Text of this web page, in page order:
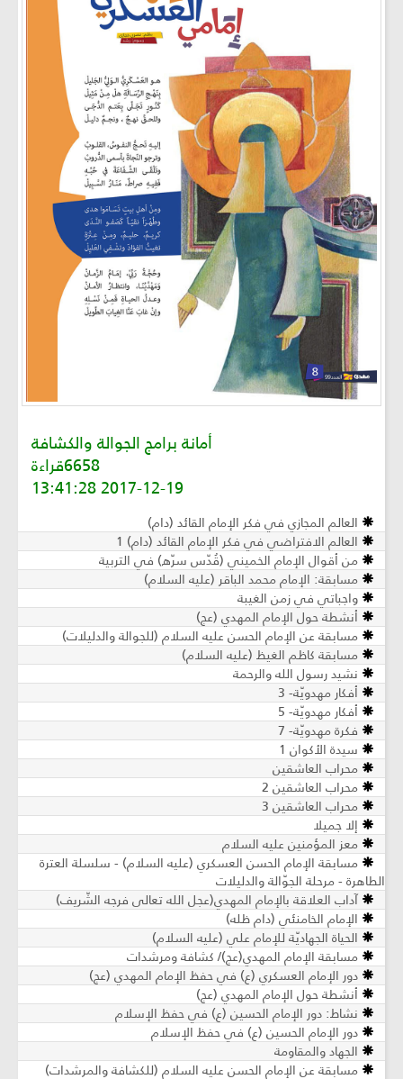
أمانة برامج الجوالة والكشافة
6658قراءة
2017-12-19 13:41:28
العالم المجازي في فكر الإمام القائد (دام)
العالم الافتراضي في فكر الإمام القائد (دام) 1
من أقوال الإمام الخميني (قُدّس سرّه) في التربية
مسابقة: الإمام محمد الباقر (عليه السلام)
واجباتي في زمن الغيبة
أنشطة حول الإمام المهدي (عج)
مسابقة عن الإمام الحسن عليه السلام (للجوالة والدليلات)
مسابقة كاظم الغيظ (عليه السلام)
نشيد رسول الله والرحمة
أفكار مهدويّة- 3
أفكار مهدويّة- 5
فكرة مهدويّة- 7
سيدة الأكوان 1
محراب العاشقين
محراب العاشقين 2
محراب العاشقين 3
إلا جميلا
معز المؤمنين عليه السلام
مسابقة الإمام الحسن العسكري (عليه السلام) - سلسلة العترة
الطاهرة - مرحلة الجوّالة والدليلات
آداب العلاقة بالإمام المهدي(عجل الله تعالى فرجه الشّريف)
الإمام الخامنئي (دام ظله)
الحياة الجهاديّة للإمام علي (عليه السلام)
مسابقة الإمام المهدي(عج)/ كشافة ومرشدات
دور الإمام العسكري (ع) في حفظ الإمام المهدي (عج)
أنشطة حول الإمام المهدي (عج)
نشاط: دور الإمام الحسين (ع) في حفظ الإسلام
دور الإمام الحسين (ع) في حفظ الإسلام
الجهاد والمقاومة
مسابقة عن الإمام الحسن عليه السلام (للكشافة والمرشدات)